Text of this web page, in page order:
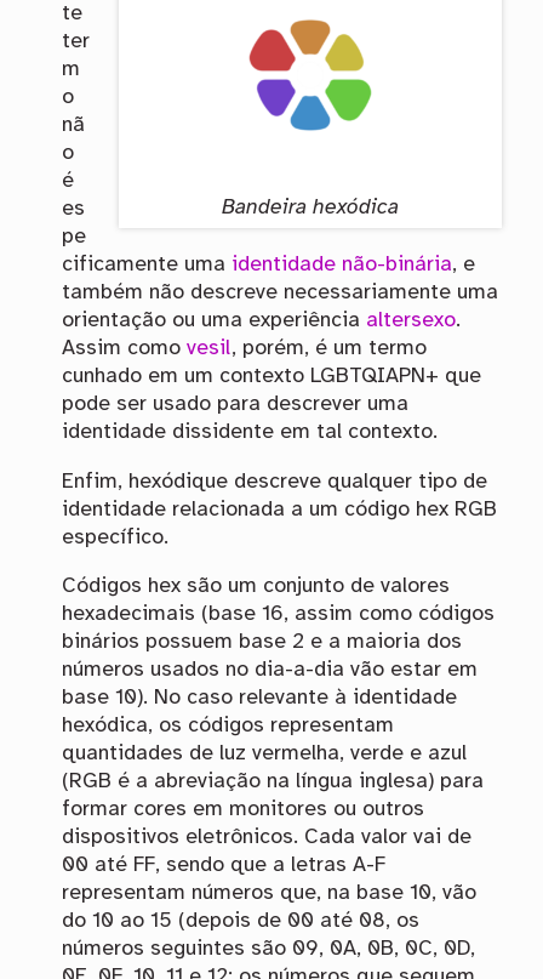
Bandeira hexódica
te
ter
m
o
nã
o
é
es
pe
cificamente uma identidade não-binária, e
também não descreve necessariamente uma
orientação ou uma experiência altersexo.
Assim como vesil, porém, é um termo
cunhado em um contexto LGBTQIAPN+ que
pode ser usado para descrever uma
identidade dissidente em tal contexto.
Enfim, hexódique descreve qualquer tipo de
identidade relacionada a um código hex RGB
específico.
Códigos hex são um conjunto de valores
hexadecimais (base 16, assim como códigos
binários possuem base 2 e a maioria dos
números usados no dia-a-dia vão estar em
base 10). No caso relevante à identidade
hexódica, os códigos representam
quantidades de luz vermelha, verde e azul
(RGB é a abreviação na língua inglesa) para
formar cores em monitores ou outros
dispositivos eletrônicos. Cada valor vai de
00 até FF, sendo que a letras A-F
representam números que, na base 10, vão
do 10 ao 15 (depois de 00 até 08, os
números seguintes são 09, 0A, 0B, 0C, 0D,